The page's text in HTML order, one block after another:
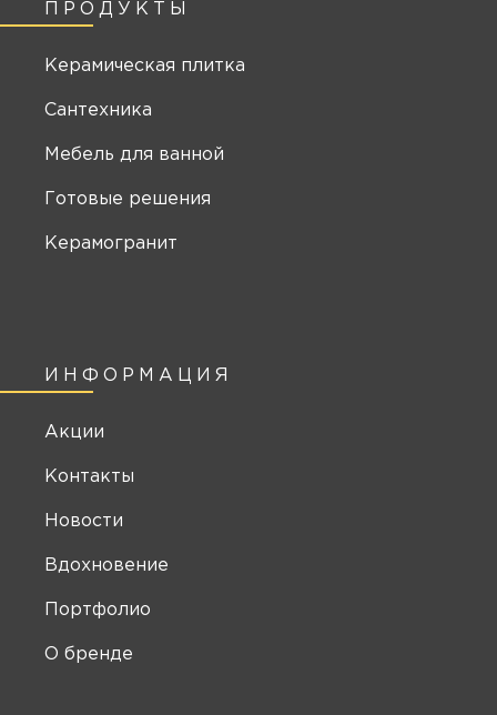
ИНФОРМАЦИЯ
Акции
Контакты
Новости
Вдохновение
Портфолио
О бренде
ПРОДУКТЫ
Керамическая плитка
Сантехника
Мебель для ванной
Готовые решения
Керамогранит